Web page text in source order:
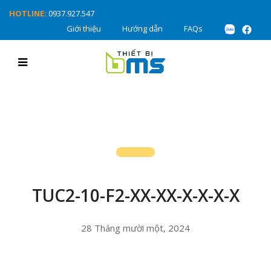
HOTLINE: 0937.927.547
Giới thiệu
Hướng dẫn FAQs
TUC2-10-F2-XX-XX-X-X-X-X
28 Tháng mười một, 2024